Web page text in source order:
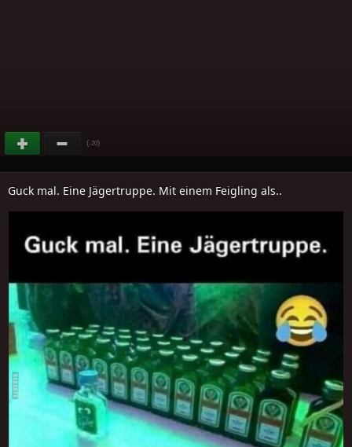
(-20)
Guck mal. Eine Jägertruppe. Mit einem Feigling als..